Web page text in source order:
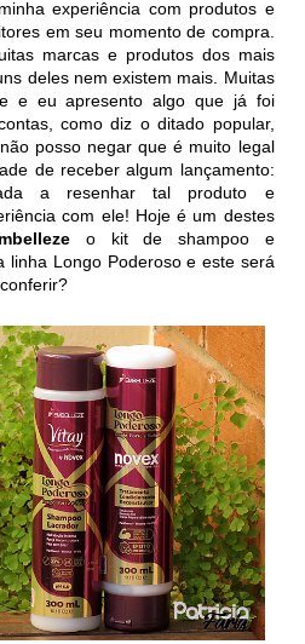
experiência com produtos e
em seu momento de compra.
marcas e produtos dos mais
deles nem existem mais. Muitas
e eu apresento algo que já foi
como diz o ditado popular,
posso negar que é muito legal
de receber algum lançamento:
a resenhar tal produto e
com ele! Hoje é um destes
o kit de shampoo e
linha Longo Poderoso e este será